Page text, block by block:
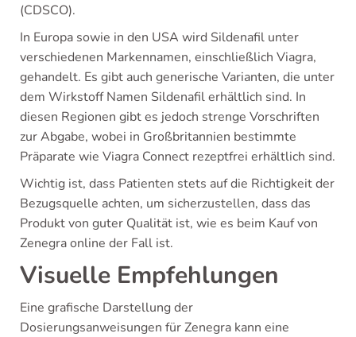
(CDSCO).
In Europa sowie in den USA wird Sildenafil unter
verschiedenen Markennamen, einschließlich Viagra,
gehandelt. Es gibt auch generische Varianten, die unter
dem Wirkstoff Namen Sildenafil erhältlich sind. In
diesen Regionen gibt es jedoch strenge Vorschriften
zur Abgabe, wobei in Großbritannien bestimmte
Präparate wie Viagra Connect rezeptfrei erhältlich sind.
Wichtig ist, dass Patienten stets auf die Richtigkeit der
Bezugsquelle achten, um sicherzustellen, dass das
Produkt von guter Qualität ist, wie es beim Kauf von
Zenegra online der Fall ist.
Visuelle Empfehlungen
Eine grafische Darstellung der
Dosierungsanweisungen für Zenegra kann eine